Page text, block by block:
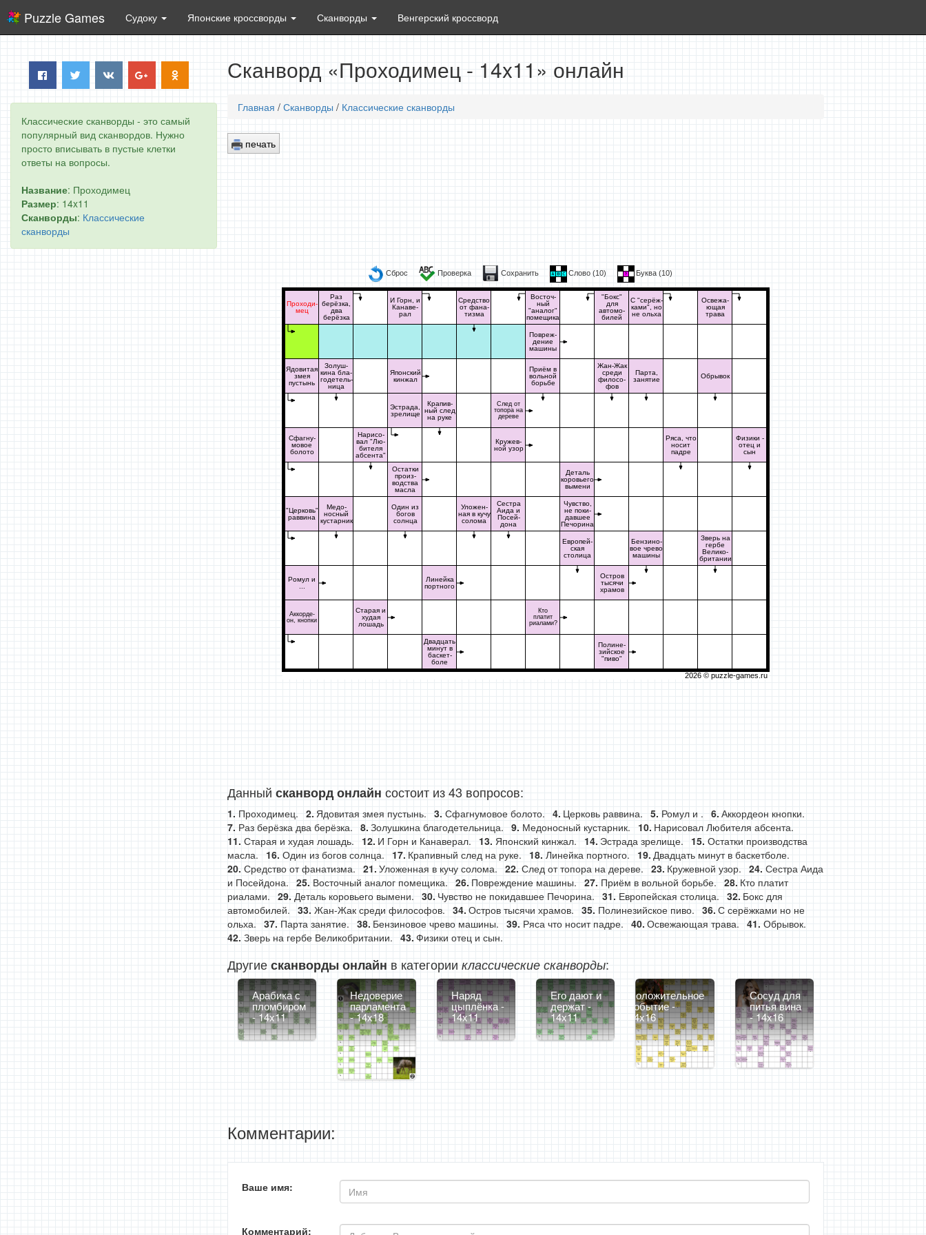
Puzzle Games Судоку Японские кроссворды Сканворды Венгерский кроссворд
Классические сканворды - это самый
популярный вид сканвордов. Нужно
просто вписывать в пустые клетки
ответы на вопросы.
Название: Проходимец
Размер: 14x11
Сканворды: Классические
сканворды
Сканворд «Проходимец - 14x11» онлайн
Главная / Сканворды / Классические сканворды
печать
Сброс Проверка Сохранить Слово (10) Буква (10)
Проходи-
мец
Ядовитая
змея
пустынь
Сфагну-
мовое
болото
"Церковь"
раввина
Ромул и
Аккорде-
он, кнопки
Раз
берёзка,
два
берёзка
Золуш-
кина бла-
годетель-
ница
Медо-
носный
кустарник
Нарисо-
вал "Лю-
бителя
абсента"
Старая и
худая
лошадь
И Горн, и
Канаве-
рал
Японский
кинжал
Эстрада,
зрелище
Остатки
произ-
водства
масла
Один из
богов
солнца
Крапив-
ный след
на руке
Линейка
портного
Двадцать
минут в
баскет-
боле
Средство
от фана-
тизма
Уложен-
ная в кучу
солома
След от
топора на
дереве
Кружев-
ной узор
Сестра
Аида и
Посей-
дона
Восточ-
ный
"аналог"
помещика
Повреж-
дение
машины
Приём в
вольной
борьбе
Кто
платит
риалами?
Деталь
коровьего
вымени
Чувство,
не поки-
давшее
Печорина
Европей-
ская
столица
"Бокс"
для
автомо-
билей
Жан-Жак
среди
филосо-
фов
Остров
тысячи
храмов
Полине-
зийское
"пиво"
С "серёж-
ками", но
не ольха
Парта,
занятие
Бензино-
вое чрево
машины
Ряса, что
носит
падре
Освежа-
ющая
трава
Обрывок
Зверь на
гербе
Велико-
британии
Физики -
отец и
сын
2026 © puzzle-games.ru
Данный сканворд онлайн состоит из 43 вопросов:
Проходимец. Ядовитая змея пустынь. Сфагнумовое болото. Церковь раввина. Ромул и .
Аккордеон кнопки.
Раз берёзка два берёзка.
Золушкина благодетельница. Медоносный кустарник.
Нарисовал Любителя абсента.
Старая и худая лошадь.
И Горн и Канаверал. Японский кинжал. Эстрада зрелище.
Остатки производства
масла.
Один из богов солнца. Крапивный след на руке. Линейка портного.
Двадцать минут в баскетболе.
Средство от фанатизма.
Уложенная в кучу солома. След от топора на дереве. Кружевной узор.
Сестра Аида
и Посейдона.
Восточный аналог помещика. Повреждение машины. Приём в вольной борьбе.
Кто платит
риалами.
Деталь коровьего вымени. Чувство не покидавшее Печорина. Европейская столица.
Бокс для
автомобилей.
Жан-Жак среди философов. Остров тысячи храмов. Полинезийское пиво.
С серёжками но не
ольха.
Парта занятие. Бензиновое чрево машины. Ряса что носит падре. Освежающая трава.
Обрывок.
Зверь на гербе Великобритании.
Физики отец и сын.
Другиесканворды онлайн в категории классические сканворды:
Арабика с
пломбиром
- 14x11
Недоверие
парламента
- 14x18
Наряд
цыплёнка -
14x11
Его дают и
держат -
14x11
Положительное
событие -
14x16
Сосуд для
питья вина
- 14x16
Комментарии:
Ваше имя:
Комментарий: